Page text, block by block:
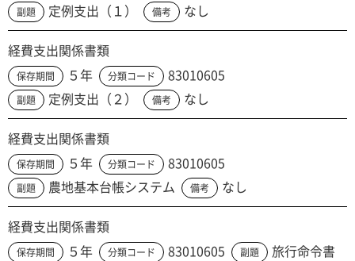
副題 定例支出（１） 備考 なし
経費支出関係書類
保存期間 ５年 分類コード 83010605
副題 定例支出（２） 備考 なし
経費支出関係書類
保存期間 ５年 分類コード 83010605
副題 農地基本台帳システム 備考 なし
経費支出関係書類
保存期間 ５年 分類コード 83010605 副題 旅行命令書